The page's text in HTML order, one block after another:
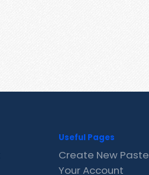
Useful Pages
Create New Paste
Your Account